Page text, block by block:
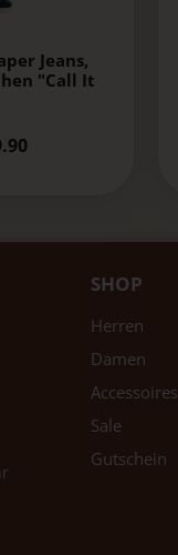
Jeans,
"Call It
SHOP
Herren
Damen
Accessoires
Sale
Gutschein